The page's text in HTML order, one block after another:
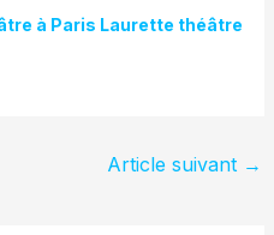
à Paris Laurette théâtre
Article suivant →